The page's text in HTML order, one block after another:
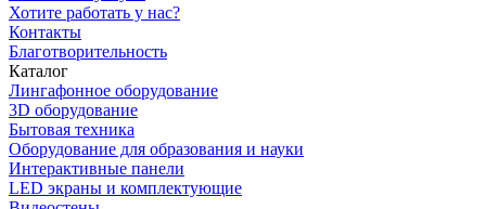
Хотите работать у нас?
Контакты
Благотворительность
Каталог
Лингафонное оборудование
3D оборудование
Бытовая техника
Оборудование для образования и науки
Интерактивные панели
LED экраны и комплектующие